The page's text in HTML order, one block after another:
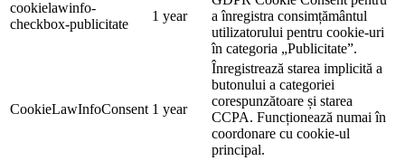
cookielawinfo-
checkbox-publicitate
1 year
a înregistra consimțământul
utilizatorului pentru cookie-uri
în categoria „Publicitate”.
CookieLawInfoConsent 1 year
Înregistrează starea implicită a
butonului a categoriei
corespunzătoare și starea
CCPA. Funcționează numai în
coordonare cu cookie-ul
principal.